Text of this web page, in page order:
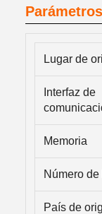
Lugar de
Interfaz de
Memoria
Número de
País de